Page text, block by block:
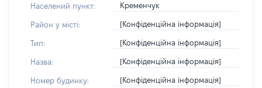
Населений пункт: Кременчук
Район у місті: [Конфіденційна інформація]
Тип: [Конфіденційна інформація]
Назва: [Конфіденційна інформація]
Номер будинку: [Конфіденційна інформація]